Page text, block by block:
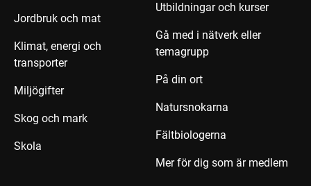
Jordbruk och mat
Klimat, energi och
transporter
Miljögifter
Skog och mark
Skola
Utbildningar och kurser
Gå med i nätverk eller
temagrupp
På din ort
Natursnokarna
Fältbiologerna
Mer för dig som är medlem